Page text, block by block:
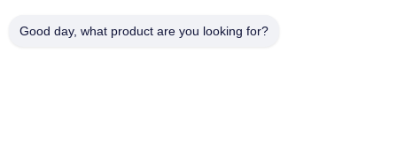
construction de
Fabrication de
Good day, what product are you looking for?